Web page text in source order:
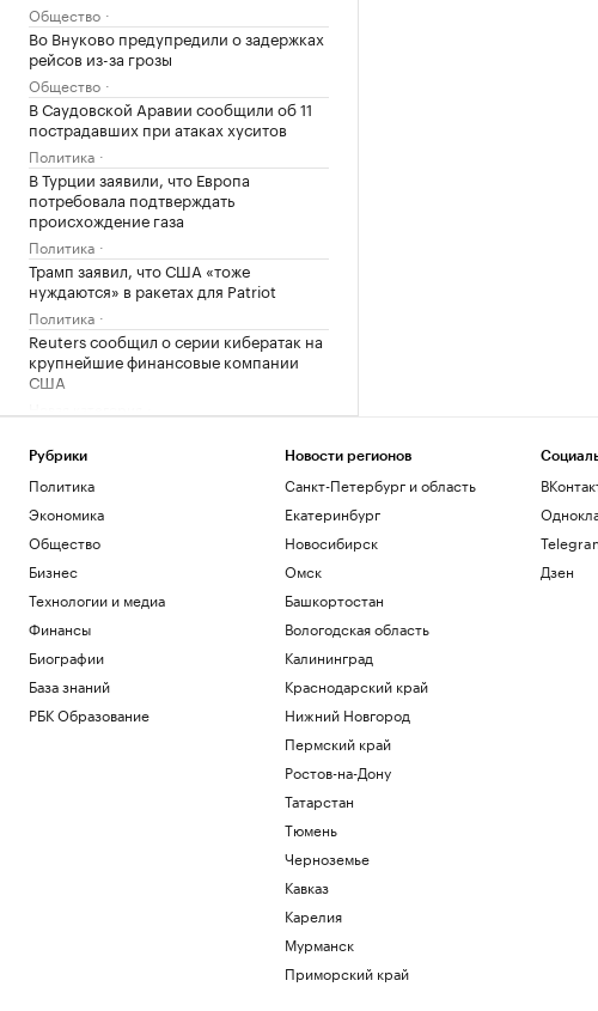
Общество
Во Внуково предупредили о задержках
рейсов из-за грозы
Общество
В Саудовской Аравии сообщили об 11
пострадавших при атаках хуситов
Политика
В Турции заявили, что Европа
потребовала подтверждать
происхождение газа
Политика
Трамп заявил, что США «тоже
нуждаются» в ракетах для Patriot
Политика
Reuters сообщил о серии кибератак на
крупнейшие финансовые компании
США
ограничивающие право на
Политика
В Пензенской области ввели план
«Ковер»
Политика
Четыре человека погибли при взрыве в
автобусе в Сирии
Общество
В Африке поддержали Инфантино
после скандала с продажей прав ЧМ
Спорт
Запасы газа в Европе на минимуме. Что
Экс-глава Mind Money признала вину
по «делу брокеров» о хищении ₽7 млрд
Рубрики
Политика
Экономика
Общество
Бизнес
Технологии и медиа
Финансы
Биографии
База знаний
РБК Образование
Новости регионов
Санкт-Петербург и область
Екатеринбург
Новосибирск
Омск
Башкортостан
Вологодская область
Калининград
Краснодарский край
Нижний Новгород
Пермский край
Ростов-на-Дону
Татарстан
Тюмень
Черноземье
Кавказ
Карелия
Мурманск
Приморский край
Дзен